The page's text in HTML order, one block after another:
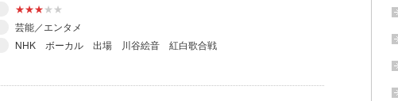
★★★★ ★
芸能／エンタメ
NHK ボーカル 出場 川谷絵音 紅白歌合戦